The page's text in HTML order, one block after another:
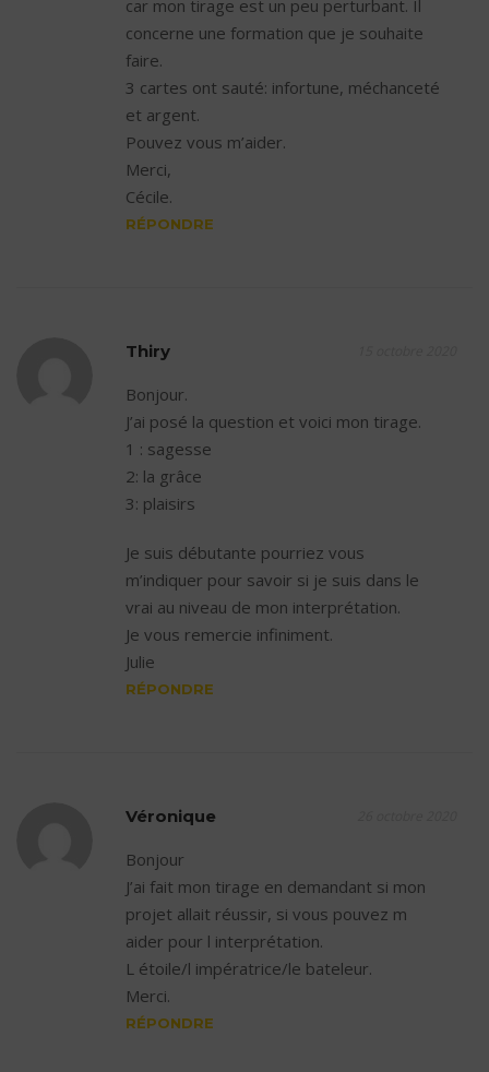
car mon tirage est un peu perturbant. Il
concerne une formation que je souhaite
faire.
3 cartes ont sauté: infortune, méchanceté
et argent.
Pouvez vous m’aider.
Merci,
Cécile.
RÉPONDRE
Thiry
Bonjour.
J’ai posé la question et voici mon tirage.
1 : sagesse
2: la grâce
3: plaisirs
Je suis débutante pourriez vous
m’indiquer pour savoir si je suis dans le
vrai au niveau de mon interprétation.
Je vous remercie infiniment.
Julie
RÉPONDRE
Véronique
Bonjour
J’ai fait mon tirage en demandant si mon
projet allait réussir, si vous pouvez m
aider pour l interprétation.
L étoile/l impératrice/le bateleur.
Merci.
RÉPONDRE